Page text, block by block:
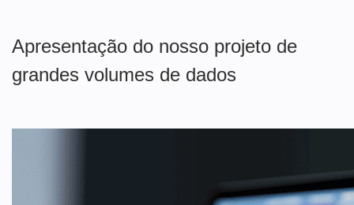
Apresentação do nosso projeto de
grandes volumes de dados